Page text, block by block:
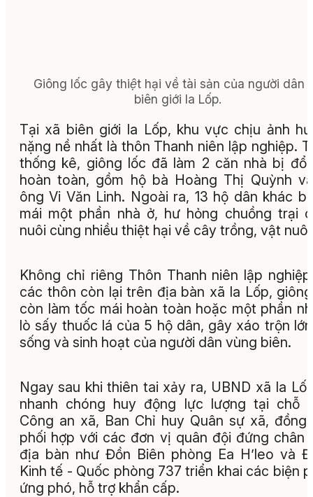
Giông lốc gây thiệt hại về tài sản của người dân
biên giới Ia Lốp.
Tại xã biên giới Ia Lốp, khu vực chịu ảnh
nặng nề nhất là thôn Thanh niên lập nghiệp.
thống kê, giông lốc đã làm 2 căn nhà bị đổ
hoàn toàn, gồm hộ bà Hoàng Thị Quỳnh
ông Vi Văn Linh. Ngoài ra, 13 hộ dân khác
mái một phần nhà ở, hư hỏng chuồng trại
nuôi cùng nhiều thiệt hại về cây trồng, vật
Không chỉ riêng Thôn Thanh niên lập
các thôn còn lại trên địa bàn xã Ia Lốp,
còn làm tốc mái hoàn toàn hoặc một phần
lò sấy thuốc lá của 5 hộ dân, gây xáo trộn
sống và sinh hoạt của người dân vùng biên.
Ngay sau khi thiên tai xảy ra, UBND xã Ia
nhanh chóng huy động lực lượng tại chỗ
Công an xã, Ban Chỉ huy Quân sự xã, đồng
phối hợp với các đơn vị quân đội đứng chân
địa bàn như Đồn Biên phòng Ea H’leo và
Kinh tế - Quốc phòng 737 triển khai các biện
ứng phó, hỗ trợ khẩn cấp.